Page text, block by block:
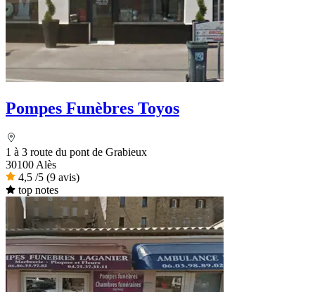
Pompes Funèbres Toyos
1 à 3 route du pont de Grabieux
30100 Alès
4,5 /5 (9 avis)
top notes